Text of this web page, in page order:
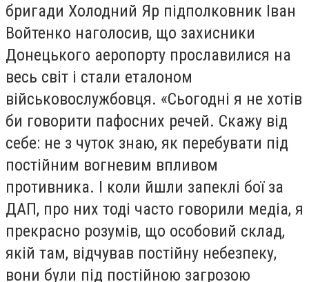
бригади Холодний Яр підполковник Іван
Войтенко наголосив, що захисники
Донецького аеропорту прославилися на
весь світ і стали еталоном
військовослужбовця. «Сьогодні я не хотів
би говорити пафосних речей. Скажу від
себе: не з чуток знаю, як перебувати під
постійним вогневим впливом
противника. І коли йшли запеклі бої за
ДАП, про них тоді часто говорили медіа, я
прекрасно розумів, що особовий склад,
якій там, відчував постійну небезпеку,
вони були під постійною загрозою